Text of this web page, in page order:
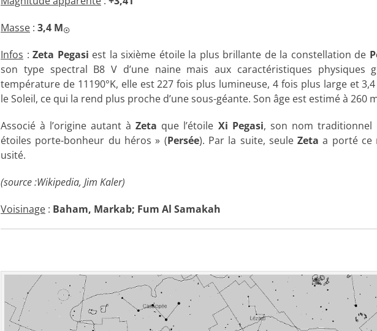
Masse : 3,4 M☉
Infos : Zeta Pegasi est la sixième étoile la plus brillante de la constellation de
son type spectral B8 V d’une naine mais aux caractéristiques physiques
température de 11190°K, elle est 227 fois plus lumineuse, 4 fois plus large et
le Soleil, ce qui la rend plus proche d’une sous-géante. Son âge est estimé à 260
Associé à l’origine autant àZeta que l’étoile Xi Pegasi, son nom traditionnel
étoiles porte-bonheur du héros » (Persée). Par la suite, seuleZeta a porté ce
usité.
(source :Wikipedia, Jim Kaler)
Voisinage : Baham, Markab; Fum Al Samakah